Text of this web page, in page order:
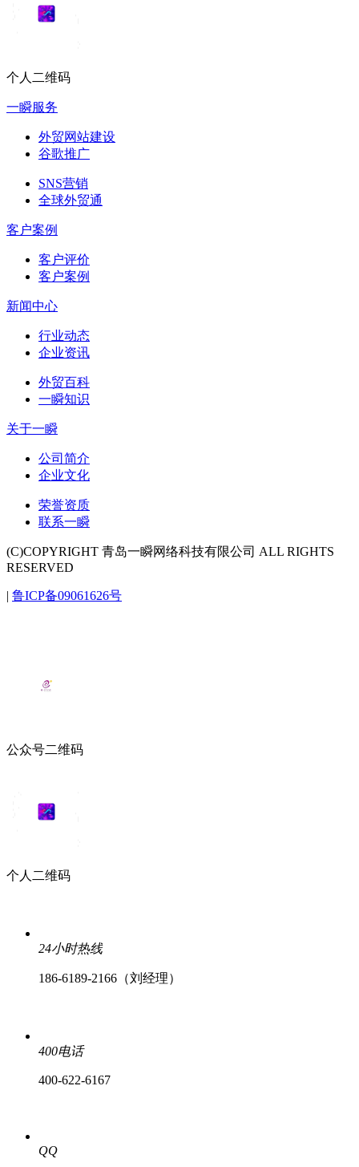
个人二维码
一瞬服务
外贸网站建设
谷歌推广
SNS营销
全球外贸通
客户案例
客户评价
客户案例
新闻中心
行业动态
企业资讯
外贸百科
一瞬知识
关于一瞬
公司简介
企业文化
荣誉资质
联系一瞬
(C)COPYRIGHT 青岛一瞬网络科技有限公司 ALL RIGHTS
RESERVED
| 鲁ICP备09061626号
公众号二维码
个人二维码
24小时热线
186-6189-2166（刘经理）
400电话
400-622-6167
QQ